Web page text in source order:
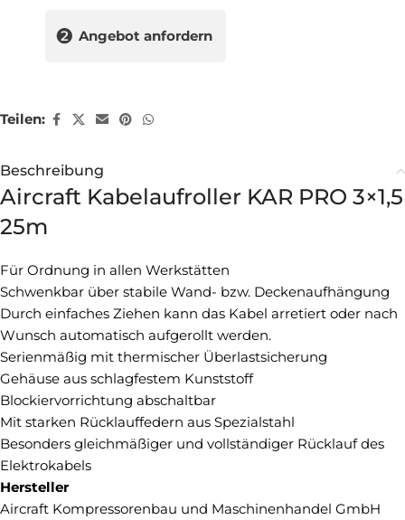
❷ Angebot anfordern
Teilen:
Beschreibung
Aircraft Kabelaufroller KAR PRO 3×1,5
25m
Für Ordnung in allen Werkstätten
Schwenkbar über stabile Wand- bzw. Deckenaufhängung
Durch einfaches Ziehen kann das Kabel arretiert oder nach
Wunsch automatisch aufgerollt werden.
Serienmäßig mit thermischer Überlastsicherung
Gehäuse aus schlagfestem Kunststoff
Blockiervorrichtung abschaltbar
Mit starken Rücklauffedern aus Spezialstahl
Besonders gleichmäßiger und vollständiger Rücklauf des
Elektrokabels
Hersteller
Aircraft Kompressorenbau und Maschinenhandel GmbH